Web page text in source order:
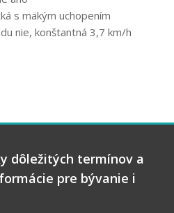
s mäkým uchopením
nie, konštantná 3,7 km/h
dôležitých termínov a
pre bývanie i